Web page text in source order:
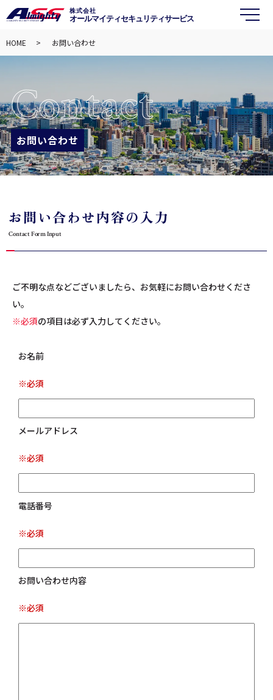
株式会社
オールマイティセキュリティサービス メ
HOME お問い合わせ
Contact
お問い合わせ
お問い合わせ内容の入力
Contact Form Input
ご不明な点などございましたら、お気軽にお問い合わせくださ
い。
※必須の項目は必ず入力してください。
お名前
※必須
メールアドレス
※必須
電話番号
※必須
お問い合わせ内容
※必須